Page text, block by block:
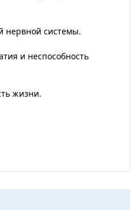
нервной системы.
и неспособность
жизни.